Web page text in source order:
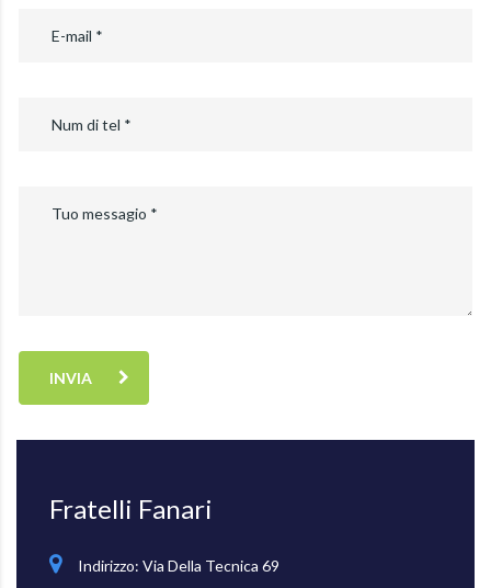
INVIA
Fratelli Fanari
Indirizzo: Via Della Tecnica 69